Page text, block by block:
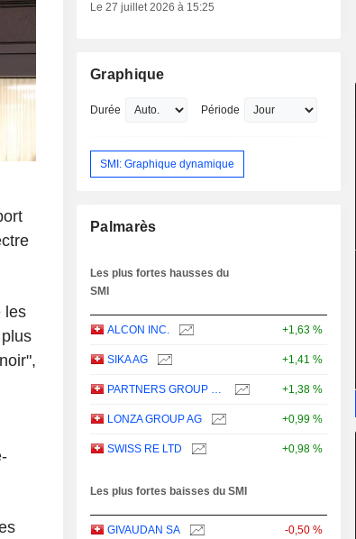
les
Le 27 juillet 2026 à 15:25
Graphique
Durée Période
SMI: Graphique dynamique
Palmarès
Les plus fortes hausses du
SMI
ALCON INC. +1,63 %
SIKA AG +1,41 %
PARTNERS GROUP HOLDING AG +1,38 %
LONZA GROUP AG +0,99 %
SWISS RE LTD +0,98 %
Les plus fortes baisses du SMI
GIVAUDAN SA -0,50 %